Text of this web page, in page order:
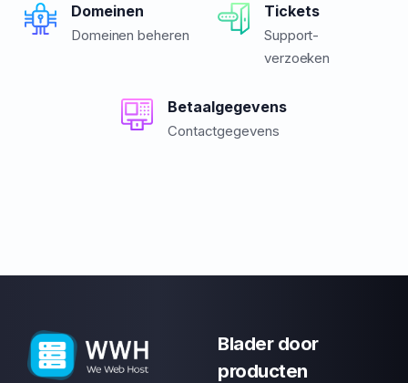
Domeinen
Domeinen beheren
Tickets
Support-
verzoeken
Betaalgegevens
Contactgegevens
Blader door
producten